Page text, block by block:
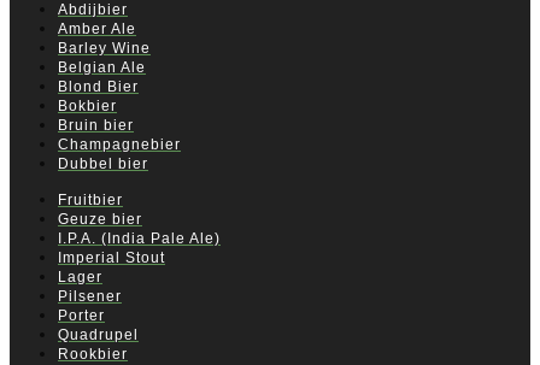
Abdijbier
Amber Ale
Barley Wine
Belgian Ale
Blond Bier
Bokbier
Bruin bier
Champagnebier
Dubbel bier
Fruitbier
Geuze bier
I.P.A. (India Pale Ale)
Imperial Stout
Lager
Pilsener
Porter
Quadrupel
Rookbier